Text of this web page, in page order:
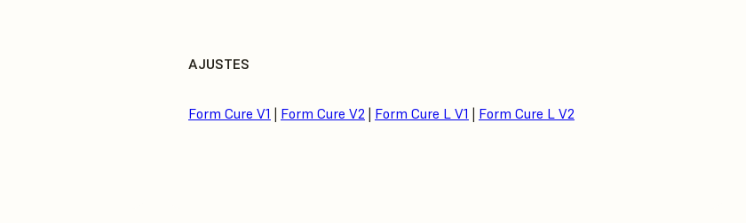
AJUSTES
Form Cure V1 | Form Cure V2 | Form Cure L V1 | Form Cure L V2